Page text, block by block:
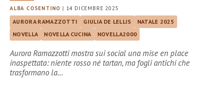
ALBA COSENTINO | 14 DICEMBRE 2025
AURORA RAMAZZOTTI GIULIA DE LELLIS
NATALE 2025
NOVELLA
NOVELLA CUCINA NOVELLA2000
Aurora Ramazzotti mostra sui social una mise en place
inaspettata: niente rosso né tartan, ma fogli antichi che
trasformano la…